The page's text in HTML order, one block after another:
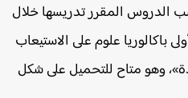
الدروس المقرر تدريسها خلال
باكالوريا علوم على الاستيعاب
وهو متاح للتحميل على شكل